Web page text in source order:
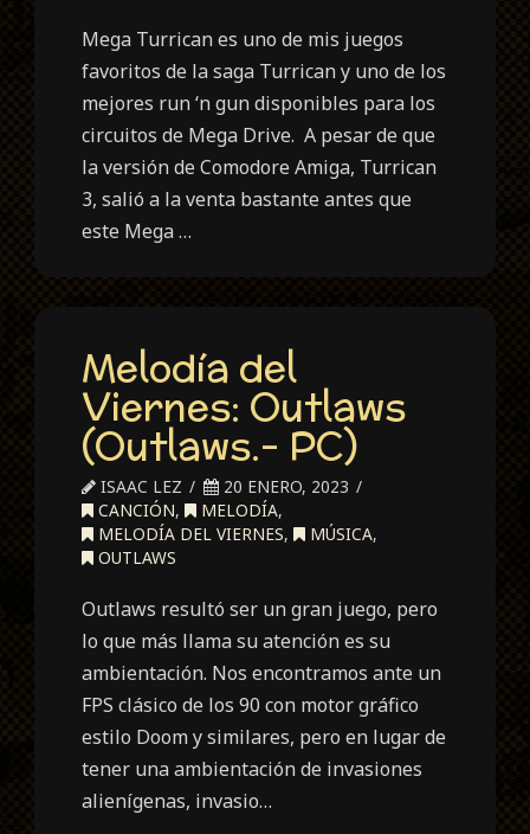
Mega Turrican es uno de mis juegos
favoritos de la saga Turrican y uno de los
mejores run ‘n gun disponibles para los
circuitos de Mega Drive. A pesar de que
la versión de Comodore Amiga, Turrican
3, salió a la venta bastante antes que
este Mega …
Melodía del
Viernes: Outlaws
(Outlaws.- PC)
ISAAC LEZ
20 ENERO, 2023
CANCIÓN, MELODÍA,
MELODÍA DEL VIERNES, MÚSICA,
OUTLAWS
Outlaws resultó ser un gran juego, pero
lo que más llama su atención es su
ambientación. Nos encontramos ante un
FPS clásico de los 90 con motor gráfico
estilo Doom y similares, pero en lugar de
tener una ambientación de invasiones
alienígenas, invasio…